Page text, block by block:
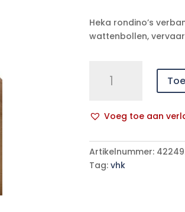
Heka rondino’s
wattenbollen,
rondino's
500
niet-
steriel
Voeg toe aan
l
t
e
Artikelnummer:
Tag: vhk